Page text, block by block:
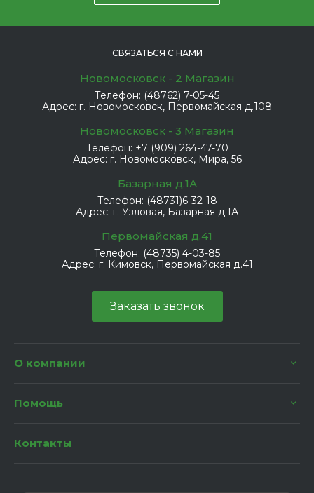
СВЯЗАТЬСЯ С НАМИ
Новомосковск - 2 Магазин
Телефон: (48762) 7-05-45
Адрес: г. Новомосковск, Первомайская д.108
Новомосковск - 3 Магазин
Телефон: +7 (909) 264-47-70
Адрес: г. Новомосковск, Мира, 56
Базарная д.1А
Телефон: (48731)6-32-18
Адрес: г. Узловая, Базарная д.1А
Первомайская д.41
Телефон: (48735) 4-03-85
Адрес: г. Кимовск, Первомайская д.41
Заказать звонок
О компании
Помощь
Контакты